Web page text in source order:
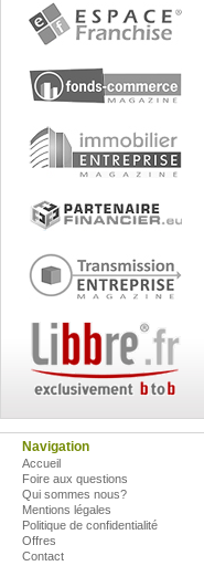
Navigation
Accueil
Foire aux questions
Qui sommes nous?
Mentions légales
Politique de confidentialité
Offres
Contact